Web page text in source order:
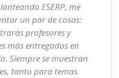
ESERP, me
un par de cosas:
profesores y
más entregados en
Siempre se muestran
tanto para temas